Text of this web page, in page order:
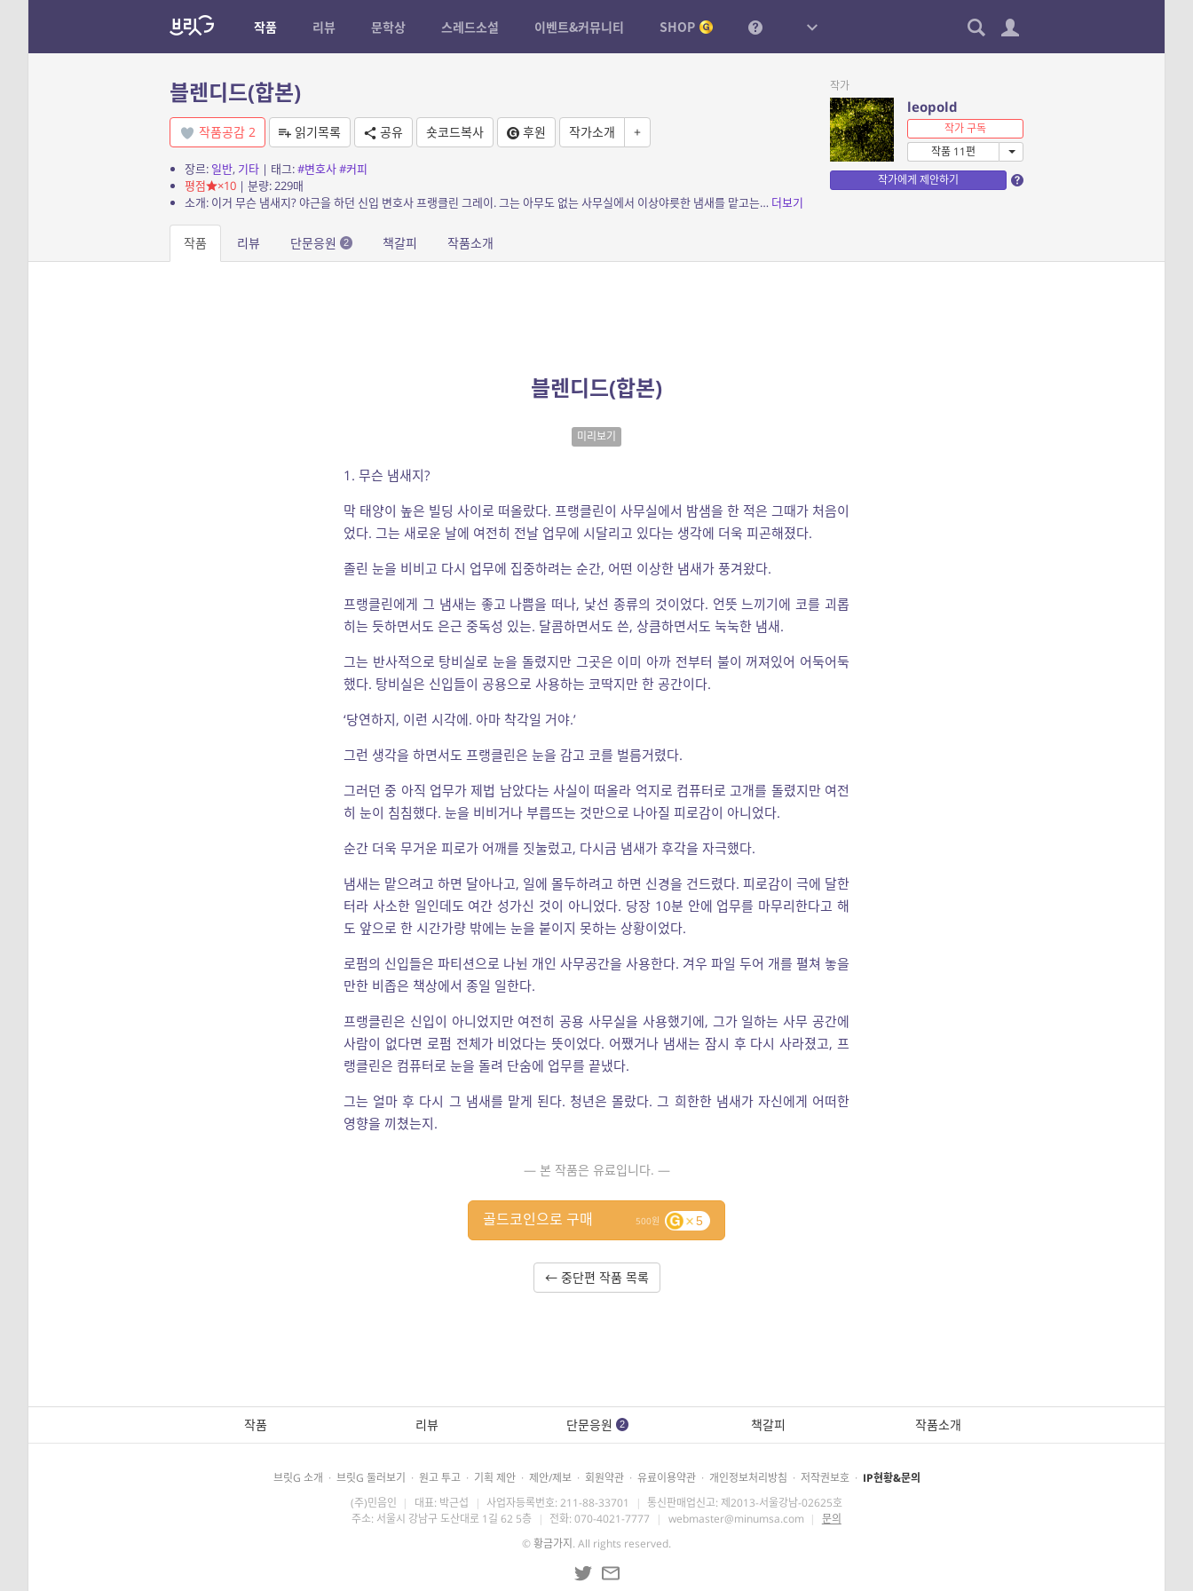
작품 리뷰 문학상 스레드소설 이벤트&커뮤니티 SHOP
블렌디드(합본)
작품공감 2 읽기목록 공유 숏코드복사 후원 작가소개 +
장르: 일반, 기타| 태그:#변호사#커피
평점
×10| 분량: 229매
소개: 이거 무슨 냄새지? 야근을 하던 신입 변호사 프랭클린 그레이. 그는 아무도 없는 사무실에서 이상야릇한 냄새를 맡고는 출처를 찾아 나서게 되는데.. 더보기
작가
leopold
작가 구독
작품 11편
작가에게 제안하기
작품 리뷰 단문응원 2 책갈피 작품소개
블렌디드(합본)
미리보기
1. 무슨 냄새지?
막 태양이 높은 빌딩 사이로 떠올랐다. 프랭클린이 사무실에서 밤샘을 한 적은 그때가 처음이
었다. 그는 새로운 날에 여전히 전날 업무에 시달리고 있다는 생각에 더욱 피곤해졌다.
졸린 눈을 비비고 다시 업무에 집중하려는 순간, 어떤 이상한 냄새가 풍겨왔다.
프랭클린에게 그 냄새는 좋고 나쁨을 떠나, 낯선 종류의 것이었다. 언뜻 느끼기에 코를 괴롭
히는 듯하면서도 은근 중독성 있는. 달콤하면서도 쓴, 상큼하면서도 눅눅한 냄새.
그는 반사적으로 탕비실로 눈을 돌렸지만 그곳은 이미 아까 전부터 불이 꺼져있어 어둑어둑
했다. 탕비실은 신입들이 공용으로 사용하는 코딱지만 한 공간이다.
‘당연하지, 이런 시각에. 아마 착각일 거야.’
그런 생각을 하면서도 프랭클린은 눈을 감고 코를 벌름거렸다.
그러던 중 아직 업무가 제법 남았다는 사실이 떠올라 억지로 컴퓨터로 고개를 돌렸지만 여전
히 눈이 침침했다. 눈을 비비거나 부릅뜨는 것만으로 나아질 피로감이 아니었다.
순간 더욱 무거운 피로가 어깨를 짓눌렀고, 다시금 냄새가 후각을 자극했다.
냄새는 맡으려고 하면 달아나고, 일에 몰두하려고 하면 신경을 건드렸다. 피로감이 극에 달한
터라 사소한 일인데도 여간 성가신 것이 아니었다. 당장 10분 안에 업무를 마무리한다고 해
도 앞으로 한 시간가량 밖에는 눈을 붙이지 못하는 상황이었다.
로펌의 신입들은 파티션으로 나뉜 개인 사무공간을 사용한다. 겨우 파일 두어 개를 펼쳐 놓을
만한 비좁은 책상에서 종일 일한다.
프랭클린은 신입이 아니었지만 여전히 공용 사무실을 사용했기에, 그가 일하는 사무 공간에
사람이 없다면 로펌 전체가 비었다는 뜻이었다. 어쨌거나 냄새는 잠시 후 다시 사라졌고, 프
랭클린은 컴퓨터로 눈을 돌려 단숨에 업무를 끝냈다.
그는 얼마 후 다시 그 냄새를 맡게 된다. 청년은 몰랐다. 그 희한한 냄새가 자신에게 어떠한
영향을 끼쳤는지.
— 본 작품은 유료입니다. —
500 5
골드코인으로 구매
← 중단편 작품 목록
작품 리뷰 단문응원 2 책갈피 작품소개
브릿G 소개 · 브릿G 둘러보기 · 원고 투고 · 기획 제안 · 제안/제보 · 회원약관 · 유료이용약관 · 개인정보처리방침 · 저작권보호 · IP현황&문의
(주)민음인 | 대표: 박근섭 | 사업자등록번호: 211-88-33701 | 통신판매업신고: 제2013-서울강남-02625호
주소: 서울시 강남구 도산대로 1길 62 5층 | 전화: 070-4021-7777 | webmaster@minumsa.com | 문의
©황금가지 . All rights reserved.